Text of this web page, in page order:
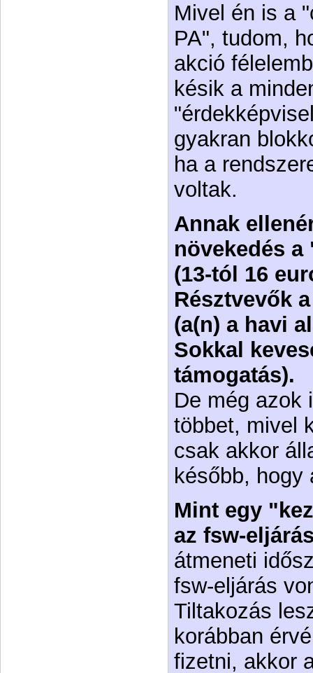
Mivel én is a
PA", tudom,
akció
késik a
gyakran
ha a
voltak.
Annak
növekedés
(13-tól 16
Résztvevők
(a(n) a havi
Sokkal
támogatás).
De még azok
többet, mivel
csak akkor
később, hogy
Mint egy
az fsw-
átmeneti
fsw-eljárás
Tiltakozás
korábban
fizetni, akkor